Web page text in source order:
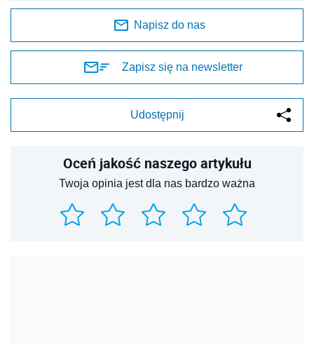
Napisz do nas
Zapisz się na newsletter
Udostępnij
Oceń jakość naszego artykułu
Twoja opinia jest dla nas bardzo ważna